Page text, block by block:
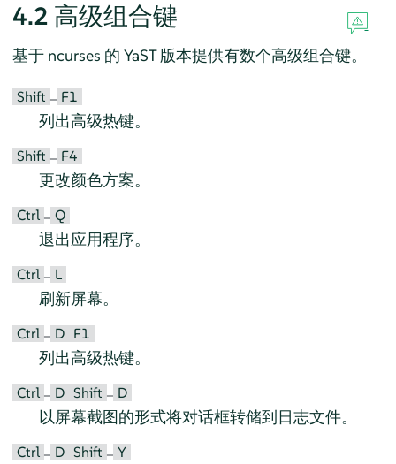
4.2 高级组合键
基于 ncurses 的 YaST 版本提供有数个高级组合键。
Shift – F1
列出高级热键。
Shift – F4
更改颜色方案。
Ctrl – Q
退出应用程序。
Ctrl – L
刷新屏幕。
Ctrl – D F1
列出高级热键。
Ctrl – D Shift – D
以屏幕截图的形式将对话框转储到日志文件。
Ctrl – D Shift – Y